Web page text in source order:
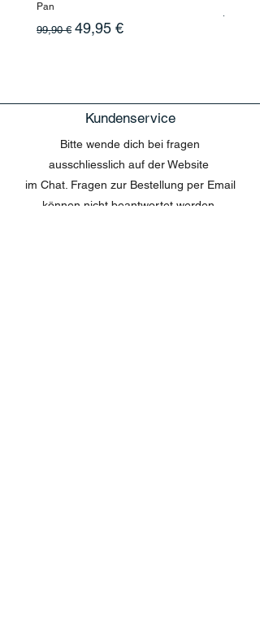
Pan
Standardpreis
99,90 € Sale-Preis
49,95 €
199,90 €
Kundenservice
Bitte wende dich bei fragen
ausschliesslich auf der Website
im Chat. Fragen zur Bestellung per Email
können nicht beantwortet werden.